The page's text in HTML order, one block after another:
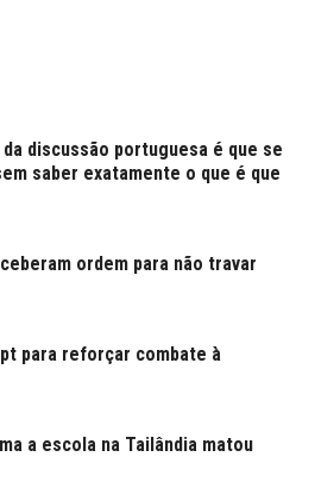
da discussão portuguesa é que se
saber exatamente o que é que
ordem para não travar
para reforçar combate à
a escola na Tailândia matou